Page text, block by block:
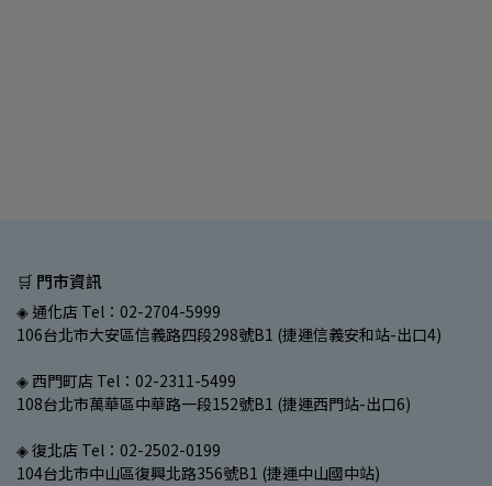
🛒 門市資訊
◈ 通化店 Tel：02-2704-5999
106台北市大安區信義路四段298號B1 (捷運信義安和站-出口4)
◈ 西門町店 Tel：02-2311-5499
108台北市萬華區中華路一段152號B1 (捷運西門站-出口6)
◈ 復北店 Tel：02-2502-0199
104台北市中山區復興北路356號B1 (捷運中山國中站)